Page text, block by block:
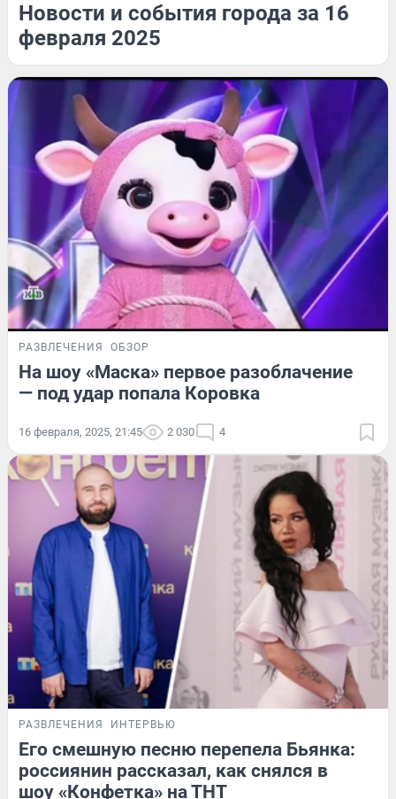
Новости и события города за 16
февраля 2025
РАЗВЛЕЧЕНИЯ ОБЗОР
На шоу «Маска» первое разоблачение
— под удар попала Коровка
16 февраля, 2025, 21:45 2 030 4
РАЗВЛЕЧЕНИЯ ИНТЕРВЬЮ
Его смешную песню перепела Бьянка:
россиянин рассказал, как снялся в
шоу «Конфетка» на ТНТ